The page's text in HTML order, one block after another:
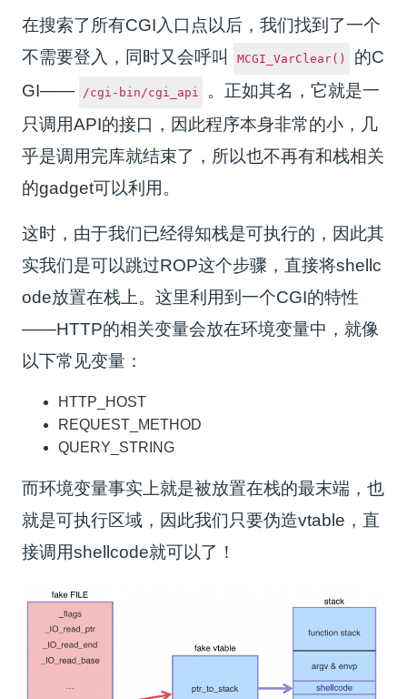
在搜索了所有CGI入口点以后，我们找到了一个
不需要登入，同时又会呼叫
MCGI_VarClear()
的C
GI——
/cgi-bin/cgi_api
。正如其名，它就是一
只调用API的接口，因此程序本身非常的小，几
乎是调用完库就结束了，所以也不再有和栈相关
的gadget可以利用。
这时，由于我们已经得知栈是可执行的，因此其
实我们是可以跳过ROP这个步骤，直接将shellc
ode放置在栈上。这里利用到一个CGI的特性
——HTTP的相关变量会放在环境变量中，就像
以下常见变量：
HTTP_HOST
REQUEST_METHOD
QUERY_STRING
而环境变量事实上就是被放置在栈的最末端，也
就是可执行区域，因此我们只要伪造vtable，直
接调用shellcode就可以了！